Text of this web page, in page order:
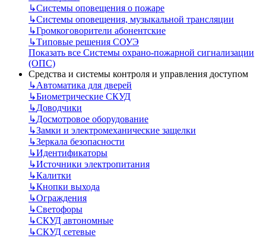
↳Системы оповещения о пожаре
↳Системы оповещения, музыкальной трансляции
↳Громкоговорители абонентские
↳Типовые решения СОУЭ
Показать все Системы охрано-пожарной сигнализации
(ОПС)
Средства и системы контроля и управления доступом
↳Автоматика для дверей
↳Биометрические СКУД
↳Доводчики
↳Досмотровое оборудование
↳Замки и электромеханические защелки
↳Зеркала безопасности
↳Идентификаторы
↳Источники электропитания
↳Калитки
↳Кнопки выхода
↳Ограждения
↳Светофоры
↳СКУД автономные
↳СКУД сетевые